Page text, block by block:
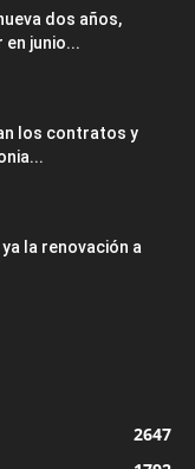
dos años,
junio...
los contratos y
la renovación a
2647